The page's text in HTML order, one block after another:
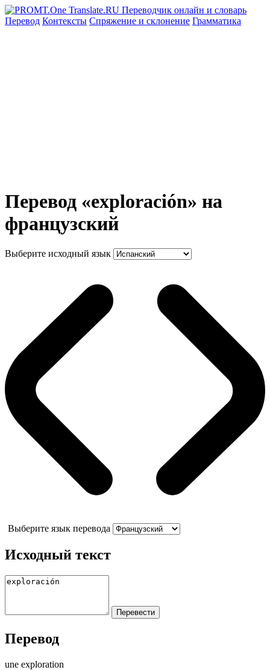
Перевод Контексты Спряжение и склонение Грамматика
Перевод «exploración» на
французский
Выберите исходный язык
Выберите язык перевода
Исходный текст
Перевод
une exploration